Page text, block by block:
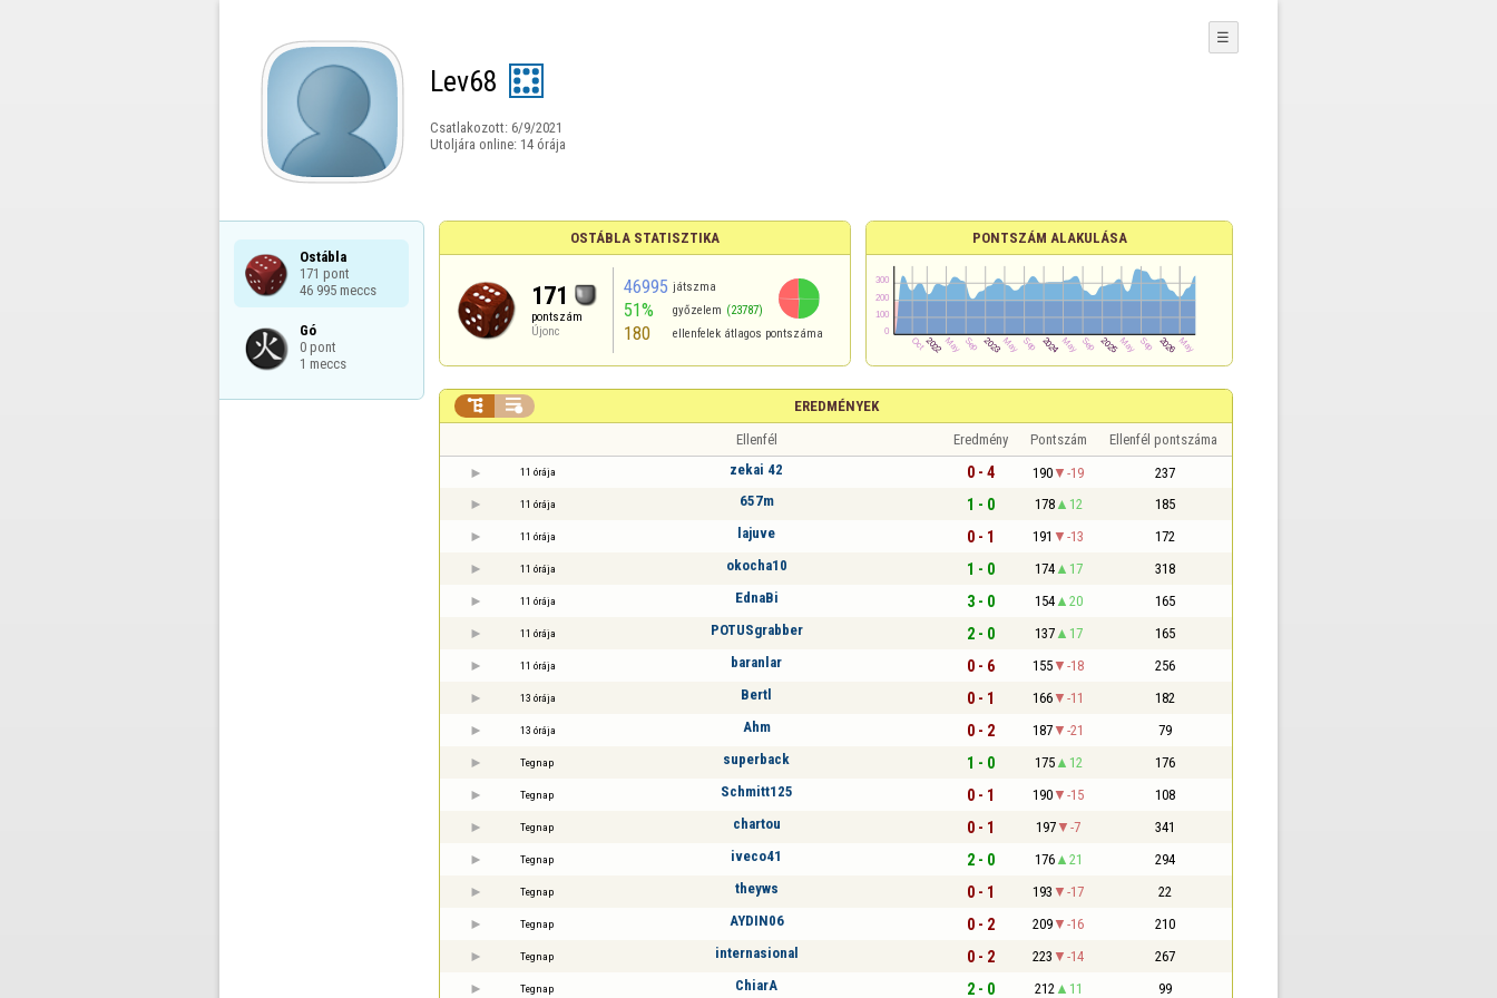
Lev68
Csatlakozott: 6/9/2021
Utoljára online: 14 órája
☰
Ostábla
171 pont
46 995 meccs
Gó
0 pont
1 meccs
OSTÁBLA STATISZTIKA
171
pontszám
Újonc
46995 játszma
51% győzelem (23787)
180 ellenfelek átlagos pontszáma
PONTSZÁM ALAKULÁSA
EREDMÉNYEK
 
Ellenfél Eredmény Pontszám Ellenfél pontszáma
11 órája zekai 42 0 - 4 190 -19 237
11 órája 657m 1 - 0 178 12 185
11 órája lajuve 0 - 1 191 -13 172
11 órája okocha10 1 - 0 174 17 318
11 órája EdnaBi 3 - 0 154 20 165
11 órája POTUSgrabber 2 - 0 137 17 165
11 órája baranlar 0 - 6 155 -18 256
13 órája Bertl 0 - 1 166 -11 182
13 órája Ahm 0 - 2 187 -21 79
Tegnap superback 1 - 0 175 12 176
Tegnap Schmitt125 0 - 1 190 -15 108
Tegnap chartou 0 - 1 197 -7 341
Tegnap iveco41 2 - 0 176 21 294
Tegnap theyws 0 - 1 193 -17 22
Tegnap AYDIN06 0 - 2 209 -16 210
Tegnap internasional 0 - 2 223 -14 267
Tegnap ChiarA 2 - 0 212 11 99